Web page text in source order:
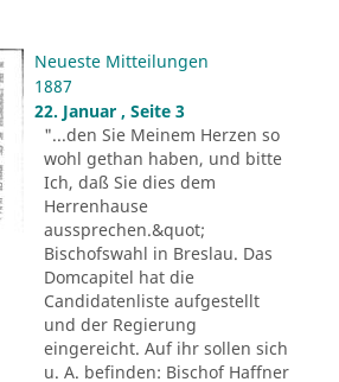
Neueste Mitteilungen
1887
22. Januar , Seite 3
"...den Sie Meinem Herzen so
wohl gethan haben, und bitte
Ich, daß Sie dies dem
Herrenhause
aussprechen.&quot;
Bischofswahl in Breslau. Das
Domcapitel hat die
Candidatenliste aufgestellt
und der Regierung
eingereicht. Auf ihr sollen sich
u. A. befinden: Bischof Haffner